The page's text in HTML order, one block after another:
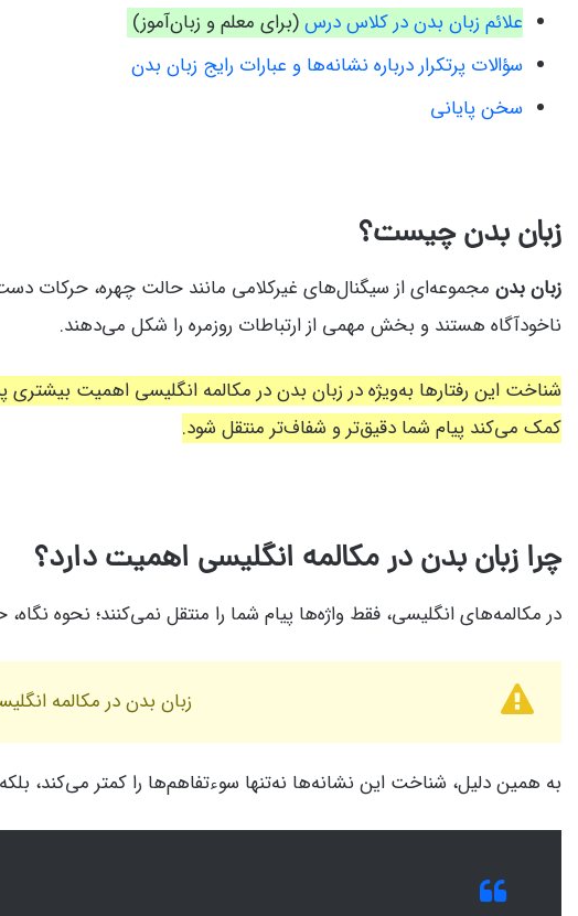
علائم زبان بدن در کلاسدرس(برای معلم و زبان‌آموز)
سؤالات پرتکرار درباره نشانه‌ها و عبارات رایج زبان بدن
سخن پایانی
زبان بدن چیست؟
زبان بدن مجموعه‌ای از سیگنال‌های غیرکلامی مانند حالت چهره،
ناخودآگاه هستند و بخش مهمی از ارتباطات روزمره را شکل می‌دهند.
شناخت این رفتارها به‌ویژه در زبان بدن در مکالمه انگلیسی اهمیت
کمک می‌کند پیام شما دقیق‌تر و شفاف‌تر منتقل شود.
چرا زبان بدن در مکالمه انگلیسی اهمیت دارد؟
در مکالمه‌های انگلیسی، فقط واژه‌ها پیام شما را منتقل نمی‌کنند؛
زبان بدن در مکالمه
به همین دلیل، شناخت این نشانه‌ها نه‌تنها سوءتفاهم‌ها را کمتر می‌کند،